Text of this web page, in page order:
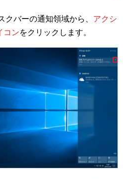
バーの通知領域から、 アクシ
コンをクリックします。